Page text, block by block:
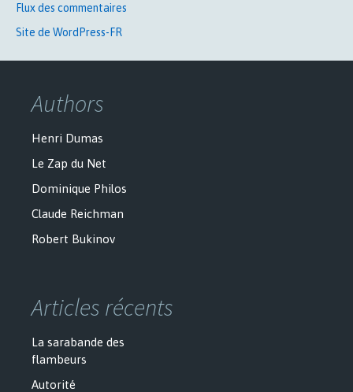
Flux des commentaires
Site de WordPress-FR
Authors
Henri Dumas
Le Zap du Net
Dominique Philos
Claude Reichman
Robert Bukinov
Articles récents
La sarabande des
flambeurs
Autorité